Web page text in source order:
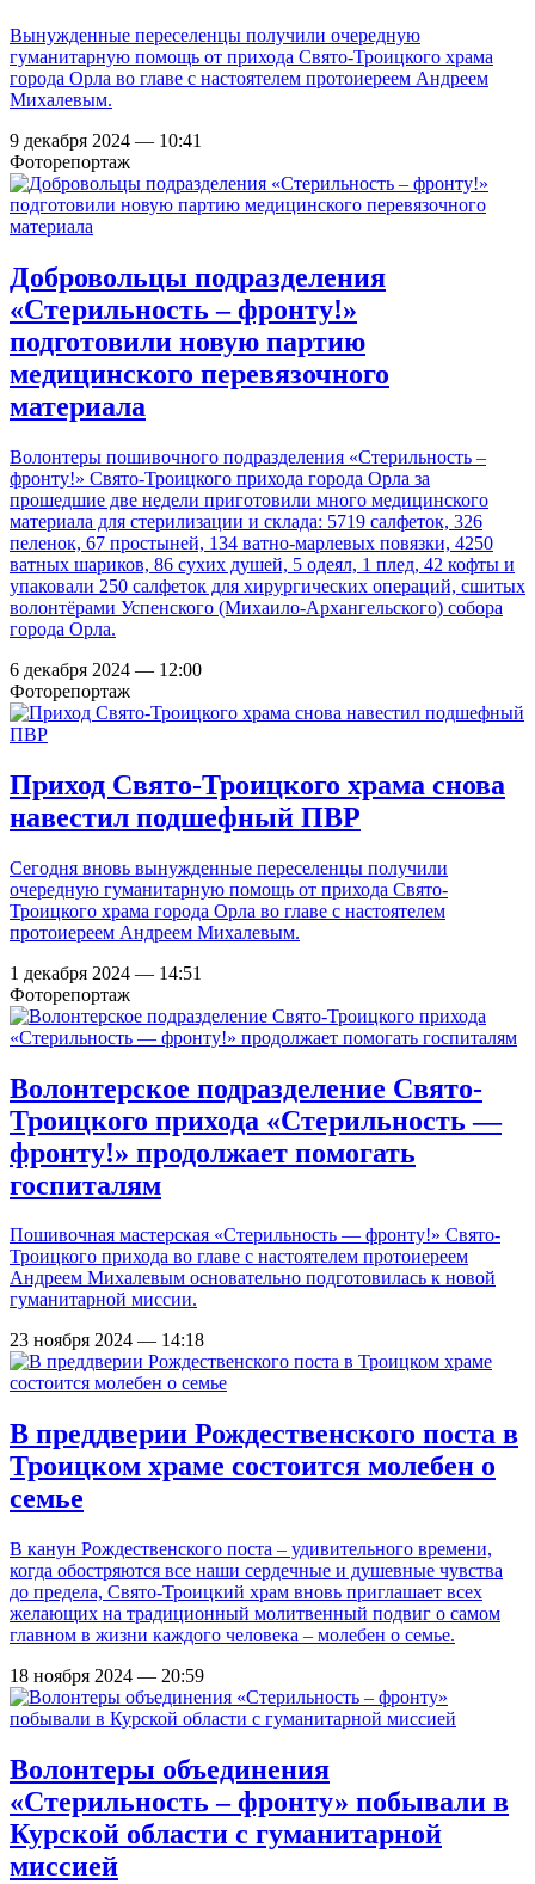
Вынужденные переселенцы получили очередную
гуманитарную помощь от прихода Свято-Троицкого храма
города Орла во главе с настоятелем протоиереем Андреем
Михалевым.
9 декабря 2024 — 10:41
Фоторепортаж
Добровольцы подразделения
«Стерильность – фронту!»
подготовили новую партию
медицинского перевязочного
материала
Волонтеры пошивочного подразделения «Стерильность –
фронту!» Свято-Троицкого прихода города Орла за
прошедшие две недели приготовили много медицинского
материала для стерилизации и склада: 5719 салфеток, 326
пеленок, 67 простыней, 134 ватно-марлевых повязки, 4250
ватных шариков, 86 сухих душей, 5 одеял, 1 плед, 42 кофты и
упаковали 250 салфеток для хирургических операций, сшитых
волонтёрами Успенского (Михаило-Архангельского) собора
города Орла.
6 декабря 2024 — 12:00
Фоторепортаж
Приход Свято-Троицкого храма снова
навестил подшефный ПВР
Сегодня вновь вынужденные переселенцы получили
очередную гуманитарную помощь от прихода Свято-
Троицкого храма города Орла во главе с настоятелем
протоиереем Андреем Михалевым.
1 декабря 2024 — 14:51
Фоторепортаж
Волонтерское подразделение Свято-
Троицкого прихода «Стерильность —
фронту!» продолжает помогать
госпиталям
Пошивочная мастерская «Стерильность — фронту!» Свято-
Троицкого прихода во главе с настоятелем протоиереем
Андреем Михалевым основательно подготовилась к новой
гуманитарной миссии.
23 ноября 2024 — 14:18
В преддверии Рождественского поста в
Троицком храме состоится молебен о
семье
В канун Рождественского поста – удивительного времени,
когда обостряются все наши сердечные и душевные чувства
до предела, Свято-Троицкий храм вновь приглашает всех
желающих на традиционный молитвенный подвиг о самом
главном в жизни каждого человека – молебен о семье.
18 ноября 2024 — 20:59
Волонтеры объединения
«Стерильность – фронту» побывали в
Курской области с гуманитарной
миссией